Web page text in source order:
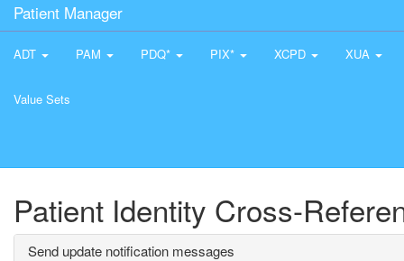
Patient Manager
ADT PAM PDQ* PIX* XCPD XUA
Value Sets
Patient Identity Cross-
Send update notification messages